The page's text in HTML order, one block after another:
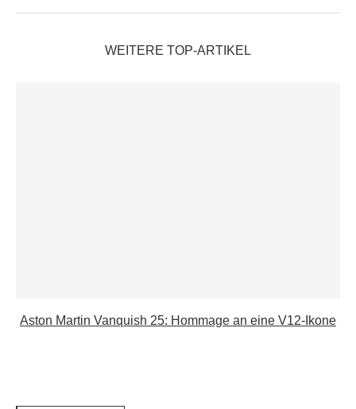
WEITERE TOP-ARTIKEL
Aston Martin Vanquish 25: Hommage an eine V12-Ikone